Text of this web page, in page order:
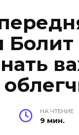
Болит
НА ЧТЕНИЕ
9 мин.